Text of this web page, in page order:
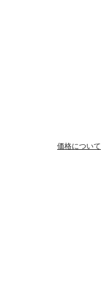
価格について